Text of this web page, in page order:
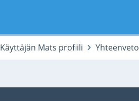
Käyttäjän Mats profiili Yhteenveto